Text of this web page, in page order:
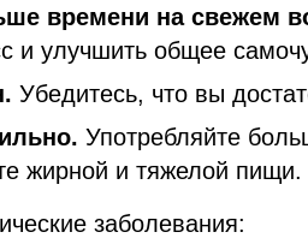
времени на свежем
и улучшить общее
Убедитесь, что вы
Употребляйте
жирной и тяжелой пищи.
заболевания: